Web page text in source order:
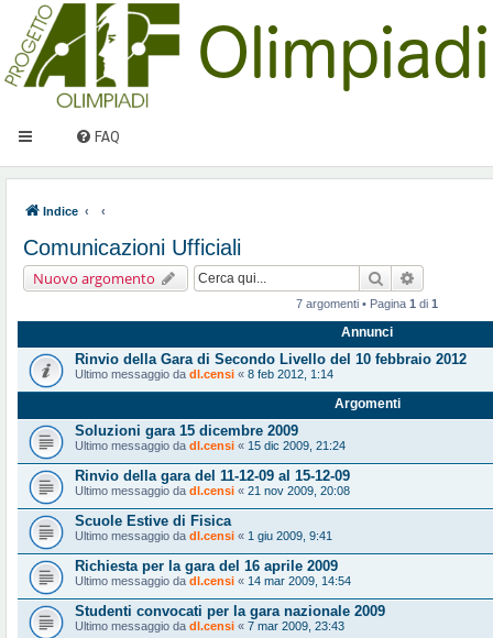
FAQ
Indice
Comunicazioni Ufficiali
Nuovo argomento Cerca
7 argomenti • Pagina 1 di 1
Annunci
Rinvio della Gara di Secondo Livello del 10 febbraio 2012
Ultimo messaggio da dl.censi « 8 feb 2012, 1:14
Argomenti
Soluzioni gara 15 dicembre 2009
Ultimo messaggio da dl.censi « 15 dic 2009, 21:24
Rinvio della gara del 11-12-09 al 15-12-09
Ultimo messaggio da dl.censi « 21 nov 2009, 20:08
Scuole Estive di Fisica
Ultimo messaggio da dl.censi « 1 giu 2009, 9:41
Richiesta per la gara del 16 aprile 2009
Ultimo messaggio da dl.censi « 14 mar 2009, 14:54
Studenti convocati per la gara nazionale 2009
Ultimo messaggio da dl.censi « 7 mar 2009, 23:43